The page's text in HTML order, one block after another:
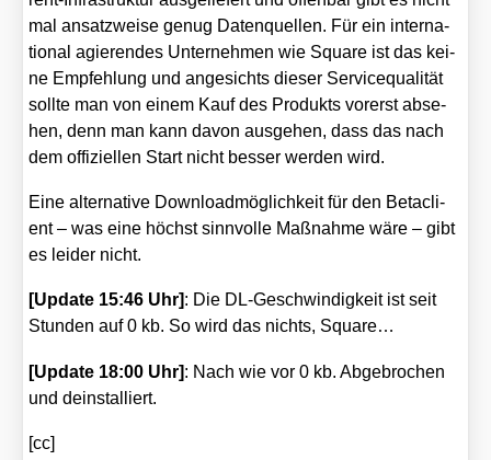
mal ansatz­wei­se genug Daten­quel­len. Für ein inter­na­
tio­nal agie­ren­des Unter­neh­men wie Squa­re ist das kei­
ne Emp­feh­lung und ange­sichts die­ser Ser­vice­qua­li­tät
soll­te man von einem Kauf des Pro­dukts vor­erst abse­
hen, denn man kann davon aus­ge­hen, dass das nach
dem offi­zi­el­len Start nicht bes­ser wer­den wird.
Eine alter­na­ti­ve Down­load­mög­lich­keit für den Beta­cli­
ent – was eine höchst sinn­vol­le Maß­nah­me wäre – gibt
es lei­der nicht.
[Update 15:46 Uhr]: Die DL-Geschwin­dig­keit ist seit
Stun­den auf 0 kb. So wird das nichts, Squa­re…
[Update 18:00 Uhr]: Nach wie vor 0 kb. Abge­bro­chen
und deinstal­liert.
[cc]